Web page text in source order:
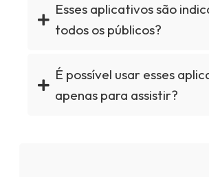
Esses aplicativos são
todos os públicos?
É possível usar esses
apenas para assistir?